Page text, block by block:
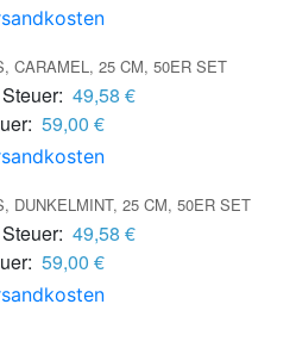
CARAMEL, 25 CM, 50ER SET
49,58 €
59,00 €
DUNKELMINT, 25 CM, 50ER SET
49,58 €
59,00 €